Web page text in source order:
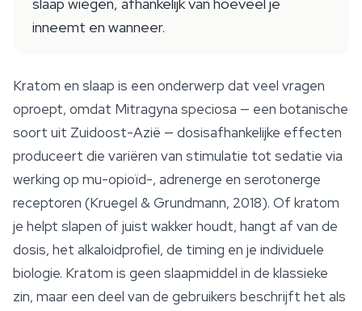
inneemt en wanneer.
Kratom en slaap is een onderwerp dat veel vragen
oproept, omdat Mitragyna speciosa — een botanische
soort uit Zuidoost-Azië — dosisafhankelijke effecten
produceert die variëren van stimulatie tot sedatie via
werking op mu-opioïd-, adrenerge en serotonerge
receptoren (Kruegel & Grundmann, 2018). Of kratom
je helpt slapen of juist wakker houdt, hangt af van de
dosis, het alkaloidprofiel, de timing en je individuele
biologie. Kratom is geen slaapmiddel in de klassieke
zin, maar een deel van de gebruikers beschrijft het als